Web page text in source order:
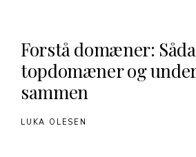
Forstå domæner:
topdomæner og
sammen
LUKA OLESEN